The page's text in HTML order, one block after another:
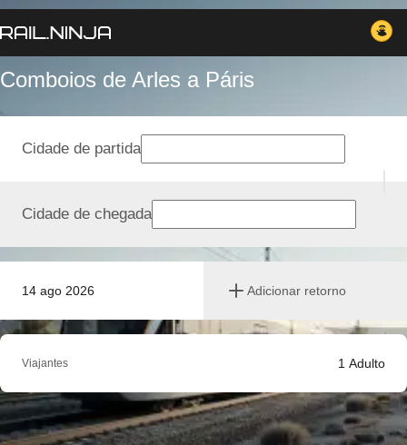
Comboios de Arles a Páris
14 ago 2026 Adicionar retorno
Cidade de partida
Cidade de chegada
Viajantes 1 Adulto